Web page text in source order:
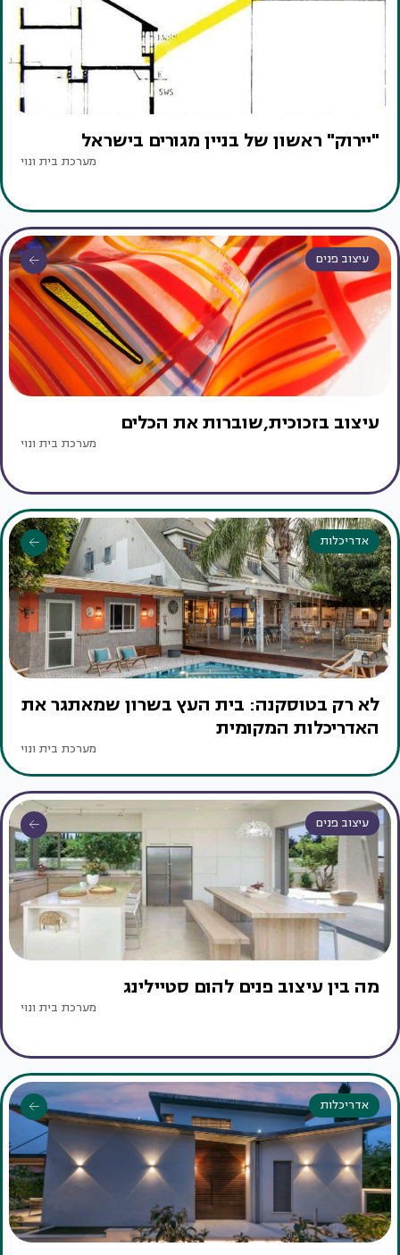
"יירוק" ראשון של בניין מגורים בישראל
מערכת בית ונוי
עיצוב פנים
עיצוב בזכוכית,שוברות את הכלים
מערכת בית ונוי
אדריכלות
לא רק בטוסקנה: בית העץ בשרון שמאתגר את
האדריכלות המקומית
מערכת בית ונוי
עיצוב פנים
מה בין עיצוב פנים להום סטיילינג
מערכת בית ונוי
אדריכלות